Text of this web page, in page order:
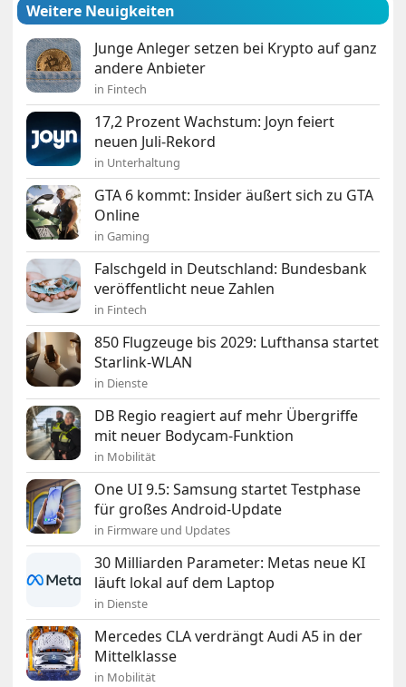
Weitere Neuigkeiten
Junge Anleger setzen bei Krypto auf ganz
andere Anbieter
in Fintech
17,2 Prozent Wachstum: Joyn feiert
neuen Juli-Rekord
in Unterhaltung
GTA 6 kommt: Insider äußert sich zu GTA
Online
in Gaming
Falschgeld in Deutschland: Bundesbank
veröffentlicht neue Zahlen
in Fintech
850 Flugzeuge bis 2029: Lufthansa startet
Starlink-WLAN
in Dienste
DB Regio reagiert auf mehr Übergriffe
mit neuer Bodycam-Funktion
in Mobilität
One UI 9.5: Samsung startet Testphase
für großes Android-Update
in Firmware und Updates
30 Milliarden Parameter: Metas neue KI
läuft lokal auf dem Laptop
in Dienste
Mercedes CLA verdrängt Audi A5 in der
Mittelklasse
in Mobilität